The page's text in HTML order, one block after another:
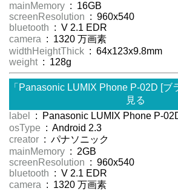
mainMemory : 16GB
screenResolution : 960x540
bluetooth : V 2.1 EDR
camera : 1320 万画素
widthHeightThick : 64x123x9.8mm
weight : 128g
「Panasonic LUMIX Phone P-02D [ブ
見る
label
: Panasonic LUMIX Phone P-
osType : Android 2.3
creator : パナソニック
mainMemory : 2GB
screenResolution : 960x540
bluetooth : V 2.1 EDR
camera : 1320 万画素